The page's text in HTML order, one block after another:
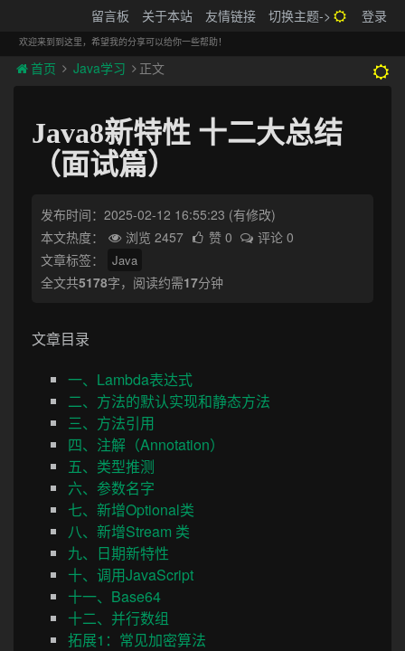
留言板 关于本站 友情链接 切换主题-> 登录
欢迎来到到这里，希望我的分享可以给你一些帮助！
首页 Java学习 正文
Java8新特性 十二大总结
（面试篇）
发布时间：2025-02-12 16:55:23 (有修改)
本文热度：
浏览 2457 赞 0
评论 0
文章标签：
Java
全文共5178字，阅读约需17分钟
文章目录
一、Lambda表达式
二、方法的默认实现和静态方法
三、方法引用
四、注解（Annotation）
五、类型推测
六、参数名字
七、新增Optional类
八、新增Stream 类
九、日期新特性
十、调用JavaScript
十一、Base64
十二、并行数组
拓展1：常见加密算法